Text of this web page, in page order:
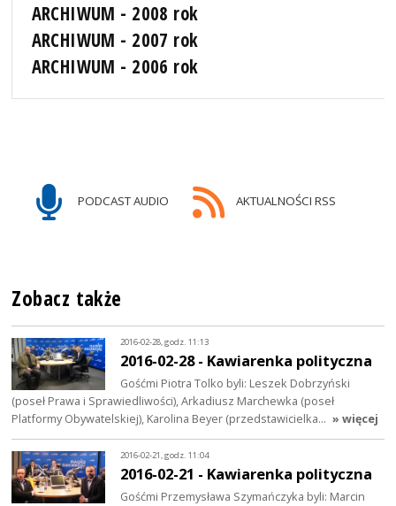
ARCHIWUM - 2008 rok
ARCHIWUM - 2007 rok
ARCHIWUM - 2006 rok
PODCAST AUDIO AKTUALNOŚCI RSS
Zobacz także
2016-02-28, godz. 11:13
2016-02-28 - Kawiarenka polityczna
Gośćmi Piotra Tolko byli: Leszek Dobrzyński
(poseł Prawa i Sprawiedliwości), Arkadiusz Marchewka (poseł
Platformy Obywatelskiej), Karolina Beyer (przedstawicielka… » więcej
2016-02-21, godz. 11:04
2016-02-21 - Kawiarenka polityczna
Gośćmi Przemysława Szymańczyka byli: Marcin